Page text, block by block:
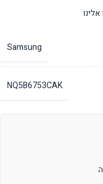
Samsung
NQ5B6753CAK